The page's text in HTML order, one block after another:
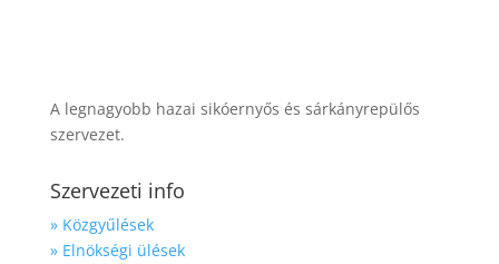
A legnagyobb hazai sikóernyős és sárkányrepülős
szervezet.
Szervezeti info
» Közgyűlések
» Elnökségi ülések